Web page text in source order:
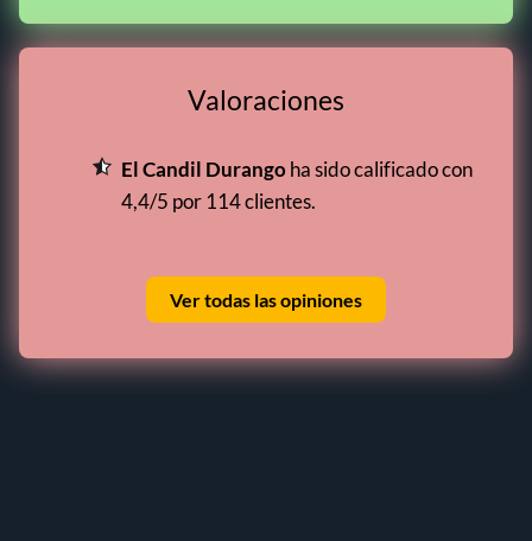
Valoraciones
El Candil Durangoha sido calificado con
4,4/5 por 114 clientes.
Ver todas las opiniones